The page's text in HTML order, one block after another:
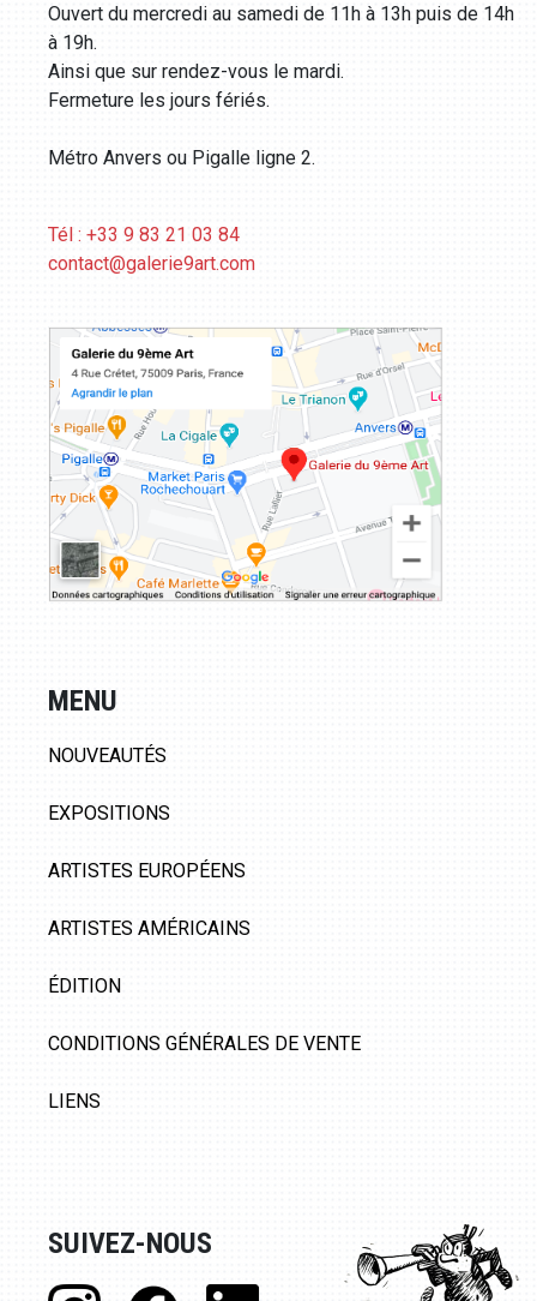
Ouvert du mercredi au samedi de 11h à 13h puis de 14h
à 19h.
Ainsi que sur rendez-vous le mardi.
Fermeture les jours fériés.
Métro Anvers ou Pigalle ligne 2.
Tél : +33 9 83 21 03 84
contact@galerie9art.com
MENU
NOUVEAUTÉS
EXPOSITIONS
ARTISTES EUROPÉENS
ARTISTES AMÉRICAINS
ÉDITION
CONDITIONS GÉNÉRALES DE VENTE
LIENS
SUIVEZ-NOUS